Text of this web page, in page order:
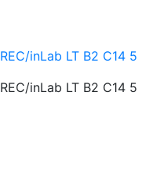
inLab LT B2 С14 5
inLab LT B2 С14 5